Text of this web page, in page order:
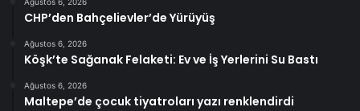
CHP’den Bahçelievler’de Yürüyüş
Ağustos 6, 2026
Köşk’te Sağanak Felaketi: Ev ve İş Yerlerini Su Bastı
Ağustos 6, 2026
Maltepe’de çocuk tiyatroları yazı renklendirdi